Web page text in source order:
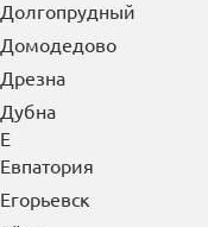
Дмитров
Долгопрудный
Домодедово
Дрезна
Дубна
Е
Евпатория